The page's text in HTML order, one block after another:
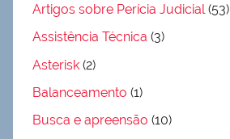
Artigos sobre Perícia Judicial(53)
Assistência Técnica (3)
Asterisk (2)
Balanceamento (1)
Busca e apreensão (10)